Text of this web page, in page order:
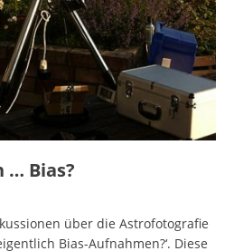
… Bias?
über die Astrofotografie
Bias-Aufnahmen?‘. Diese